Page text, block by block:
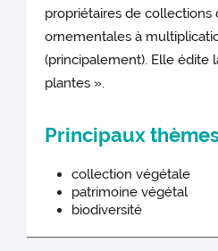
propriétaires de collections
ornementales à
(principalement). Elle édite
plantes ».
Principaux
collection végétale
patrimoine végétal
biodiversité